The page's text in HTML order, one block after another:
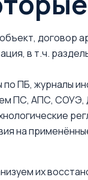
договор
в т.ч.
по ПБ, журналы
ПС, АПС,
на
их